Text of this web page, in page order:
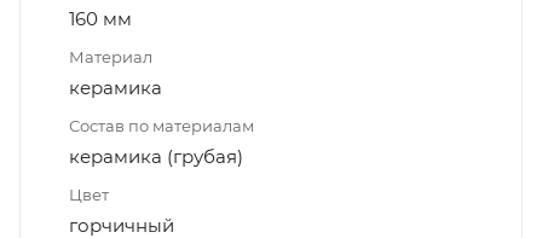
160 мм
Материал
керамика
Состав по материалам
керамика (грубая)
Цвет
горчичный